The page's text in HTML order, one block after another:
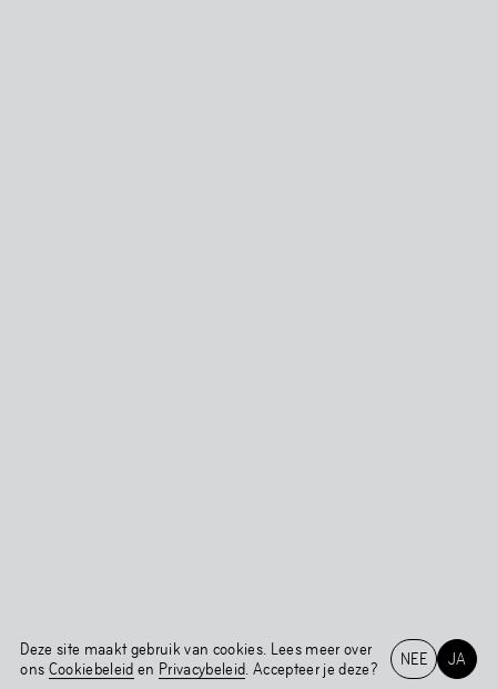
Deze site maakt gebruik van cookies. Lees meer over
onsCookiebeleiden Privacybeleid. Accepteer je deze? NEE JA